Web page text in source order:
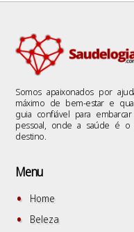
Somos apaixonados por
máximo de bem-estar e
guia confiável para
pessoal, onde a saúde é
destino.
Menu
Home
Beleza